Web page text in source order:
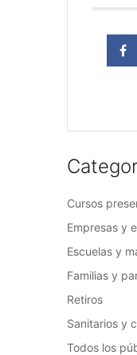
Cursos
Empresas y
Escuelas y
Familias y
Retiros
Sanitarios y
Todos los